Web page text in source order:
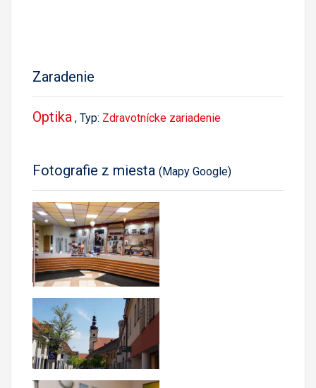
Zaradenie
Optika , Typ: Zdravotnícke zariadenie
Fotografie z miesta (Mapy Google)